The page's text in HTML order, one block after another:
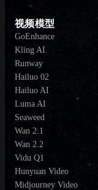
视频模型
GoEnhance
Kling AI
Runway
Hailuo 02
Hailuo AI
Luma AI
Seaweed
Wan 2.1
Wan 2.2
Vidu Q1
Hunyuan Video
Midjourney Video